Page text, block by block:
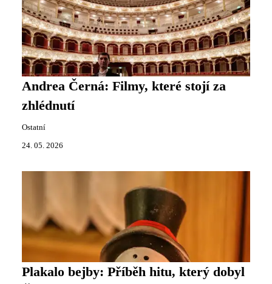
Andrea Černá: Filmy, které stojí za
zhlédnutí
Ostatní
24. 05. 2026
Plakalo bejby: Příběh hitu, který dobyl